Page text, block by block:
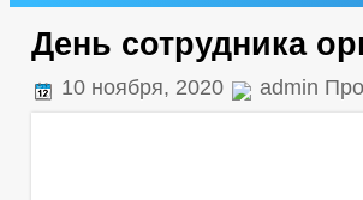
День сотрудника
10 ноября, 2020 admin